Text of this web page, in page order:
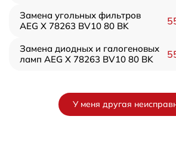
Замена угольных фильтров
AEG X 78263 BV10 80 BK
Замена диодных и галогеновых
ламп AEG X 78263 BV10 80 BK
У меня другая